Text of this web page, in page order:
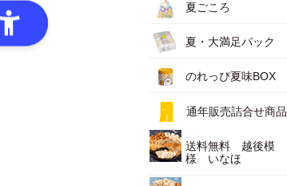
夏ごころ
夏・大満足パック
のれっぴ夏味BOX
通年販売詰合せ商品
送料無料 越後模
様 いなほ